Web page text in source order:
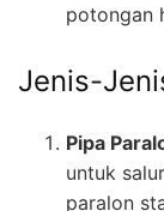
potongan
Jenis-
Pipa
untuk
paralon